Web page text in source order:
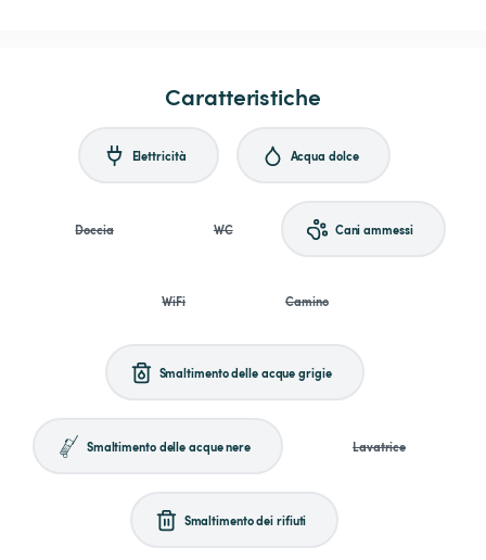
Caratteristiche
Elettricità Acqua dolce
Doccia WC Cani ammessi
WiFi Camino
Smaltimento delle acque grigie
Smaltimento delle acque nere Lavatrice
Smaltimento dei rifiuti